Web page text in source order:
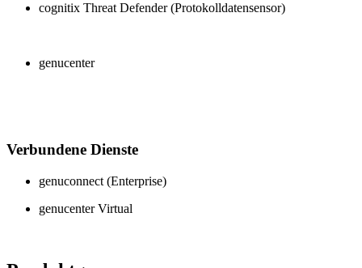
cognitix Threat Defender (Protokolldatensensor)
genucenter
Verbundene Dienste
genuconnect (Enterprise)
genucenter Virtual